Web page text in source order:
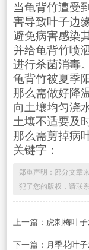
当龟背竹遭受
害导致叶子边
避免病害感染
并给龟背竹喷
进行杀菌消毒。
龟背竹被夏季
那么需做好降
向土壤均匀浇
土壤不适要及
那么需剪掉病
关键字：
郑重声明：部分文章
犯了您的版权，请联系
上一篇： 虎刺梅叶
下一篇： 月季花叶